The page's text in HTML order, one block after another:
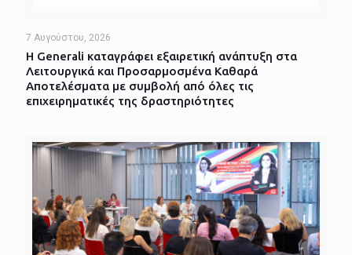
7 Αυγούστου, 2026
Η Generali καταγράφει εξαιρετική ανάπτυξη στα
Λειτουργικά και Προσαρμοσμένα Καθαρά
Αποτελέσματα με συμβολή από όλες τις
επιχειρηματικές της δραστηριότητες